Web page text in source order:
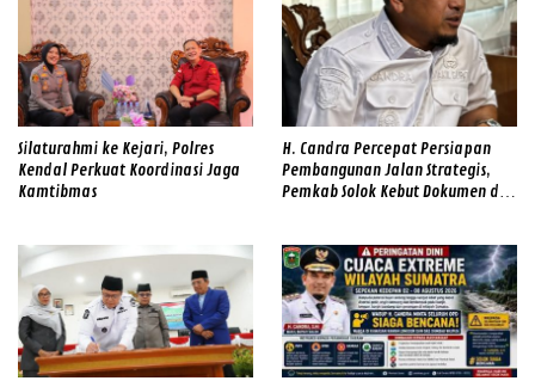
Silaturahmi ke Kejari, Polres
Kendal Perkuat Koordinasi Jaga
Kamtibmas
H. Candra Percepat Persiapan
Pembangunan Jalan Strategis,
Pemkab Solok Kebut Dokumen dan